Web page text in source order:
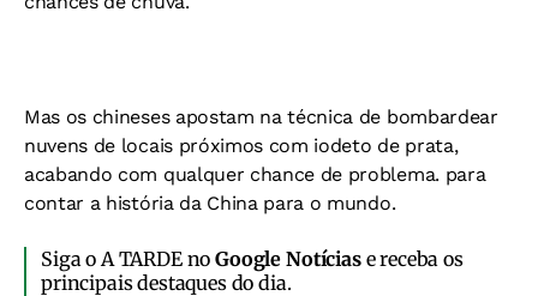
Mas os chineses apostam na técnica de bombardear
nuvens de locais próximos com iodeto de prata,
acabando com qualquer chance de problema. para
contar a história da China para o mundo.
Siga o A TARDE noGoogle Notíciase receba os
principais destaques do dia.